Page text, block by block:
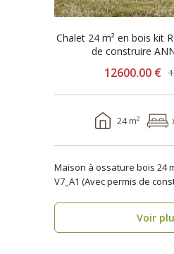
Chalet 24 m² en bois kit
de construire
12600.00 €
24 m²
Maison à ossature bois 24
V7_A1 (Avec permis de
Voir